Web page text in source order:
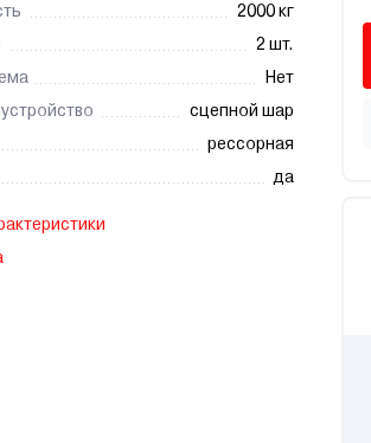
2000 кг
2 шт.
Нет
сцепной шар
рессорная
да